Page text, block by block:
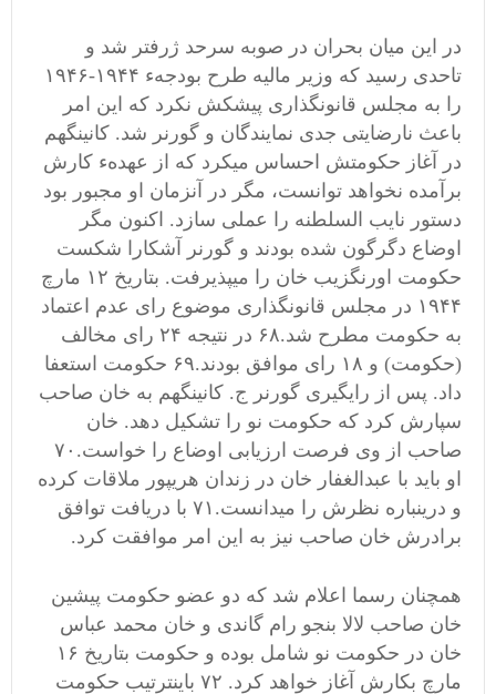
در این میان بحران در صوبه سرحد ژرفتر شد و
تاحدی رسید که وزیر مالیه طرح بودجهء ۱۹۴۴-۱۹۴۶
را به مجلس قانونگذاری پیشکش نکرد که این امر
باعث نارضایتی جدی نمایندگان و گورنر شد. کانینگهم
در آغاز حکومتش احساس میکرد که از عهدهء کارش
برآمده نخواهد توانست، مگر در آنزمان او مجبور بود
دستور نایب السلطنه را عملی سازد. اکنون مگر
اوضاع دگرگون شده بودند و گورنر آشکارا شکست
حکومت اورنگزیب خان را میپذیرفت. بتاریخ ۱۲ مارچ
۱۹۴۴ در مجلس قانونگذاری موضوع رای عدم اعتماد
به حکومت مطرح شد.۶۸ در نتیجه ۲۴ رای مخالف
(حکومت) و ۱۸ رای موافق بودند.۶۹ حکومت استعفا
داد. پس از رایگیری گورنر ج. کانینگهم به خان صاحب
سپارش کرد که حکومت نو را تشکیل دهد. خان
صاحب از وی فرصت ارزیابی اوضاع را خواست.۷۰
او باید با عبدالغفار خان در زندان هریپور ملاقات کرده
و درینباره نظرش را میدانست.۷۱ با دریافت توافق
برادرش خان صاحب نیز به این امر موافقت کرد.
همچنان رسما اعلام شد که دو عضو حکومت پیشین
خان صاحب لالا بنجو رام گاندی و خان محمد عباس
خان در حکومت نو شامل بوده و حکومت بتاریخ ۱۶
مارچ بکارش آغاز خواهد کرد. ۷۲ باینترتیب حکومت